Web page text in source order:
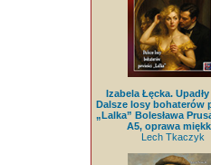
Izabela Łęcka.
Dalsze losy bohaterów
„Lalka” Bolesława
A5, oprawa
Lech Tkaczyk